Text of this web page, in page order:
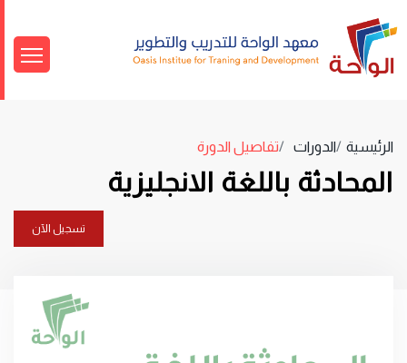
الرئيسية الدورات تفاصيل الدورة
المحادثة باللغة الانجليزية
تسجيل الآن